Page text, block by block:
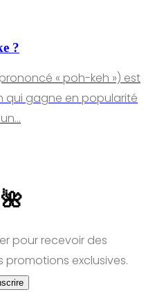
?
« poh-keh ») est
qui gagne en popularité
pour recevoir des
promotions exclusives.